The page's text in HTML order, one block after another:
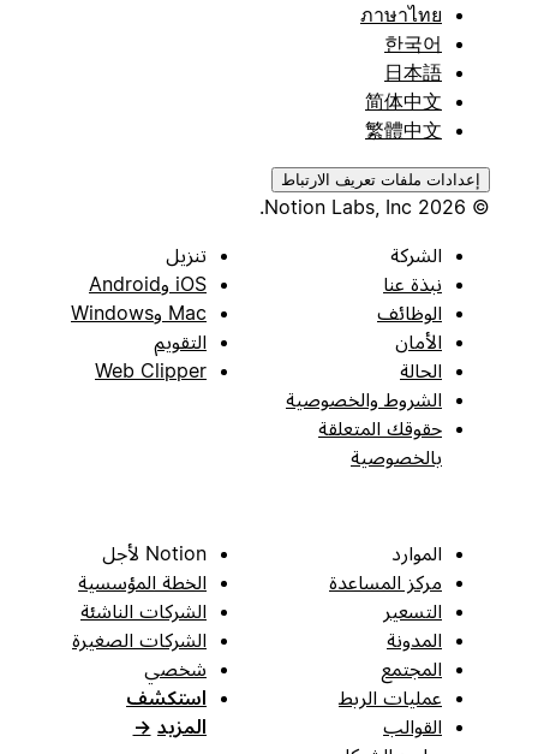
ภาษาไทย
한국어
日本語
简体中文
繁體中文
إعدادات ملفات تعريف الارتباط
الشركة
نبذة عنا
الوظائف
الأمان
الحالة
الشروط والخصوصية
حقوقك المتعلقة
بالخصوصية
تنزيل
iOS وAndroid
Mac وWindows
التقويم
Web Clipper
الموارد
مركز المساعدة
التسعير
المدونة
المجتمع
عمليات الربط
القوالب
Notion لأجل
الخطة المؤسسية
الشركات الناشئة
الشركات الصغيرة
شخصي
استكشف
المزيد →